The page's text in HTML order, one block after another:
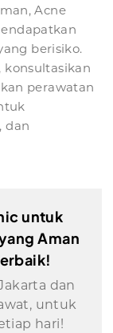
Acne
berisiko.
konsultasikan
perawatan
dan
untuk
Aman
dan
untuk
hari!